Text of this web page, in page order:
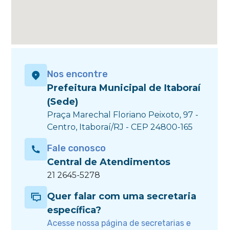
Nos encontre
Prefeitura Municipal de Itaboraí
(Sede)
Praça Marechal Floriano Peixoto, 97 -
Centro, Itaboraí/RJ - CEP 24800-165
Fale conosco
Central de Atendimentos
21 2645-5278
Quer falar com uma secretaria
específica?
Acesse nossa página de secretarias e